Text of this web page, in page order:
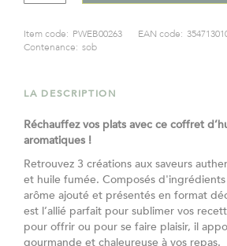
Item code: PWEB00263 EAN code:
Contenance: sob
LA DESCRIPTION
Réchauffez vos plats avec ce coffret
aromatiques !
Retrouvez 3 créations aux saveurs
et huile fumée. Composés d'ingrédients
arôme ajouté et présentés en format
est l’allié parfait pour sublimer vos
pour offrir ou pour se faire plaisir, il
gourmande et chaleureuse à vos repas.